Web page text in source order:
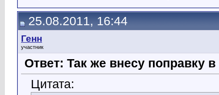
25.08.2011, 16:44
Генн
участник
Ответ: Так же внесу поправку
Цитата: